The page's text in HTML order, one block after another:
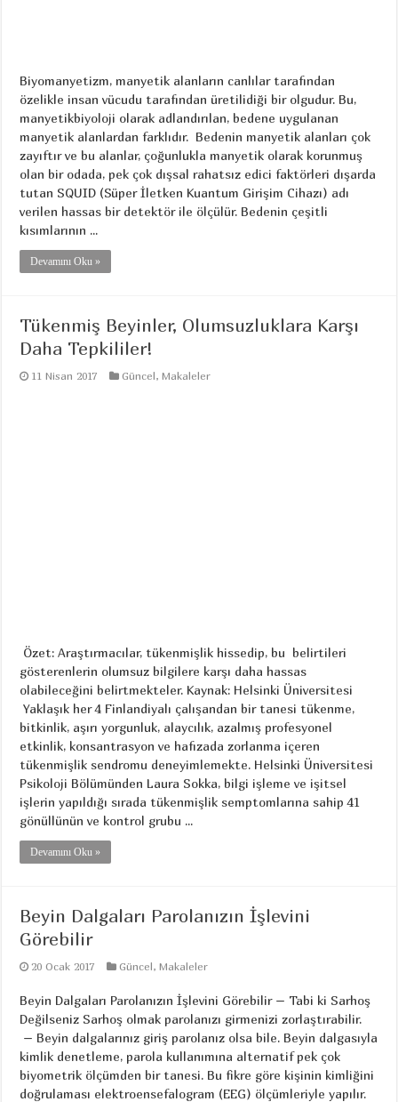
Biyomanyetizm, manyetik alanların canlılar tarafından
özelikle insan vücudu tarafından üretilidiği bir olgudur. Bu,
manyetikbiyoloji olarak adlandırılan, bedene uygulanan
manyetik alanlardan farklıdır. Bedenin manyetik alanları çok
zayıftır ve bu alanlar, çoğunlukla manyetik olarak korunmuş
olan bir odada, pek çok dışsal rahatsız edici faktörleri dışarda
tutan SQUID (Süper İletken Kuantum Girişim Cihazı) adı
verilen hassas bir detektör ile ölçülür. Bedenin çeşitli
kısımlarının ...
Devamını Oku »
Tükenmiş Beyinler, Olumsuzluklara Karşı
Daha Tepkililer!
11 Nisan 2017 Güncel,Makaleler
Özet: Araştırmacılar, tükenmişlik hissedip, bu belirtileri
gösterenlerin olumsuz bilgilere karşı daha hassas
olabileceğini belirtmekteler. Kaynak: Helsinki Üniversitesi
Yaklaşık her 4 Finlandiyalı çalışandan bir tanesi tükenme,
bitkinlik, aşırı yorgunluk, alaycılık, azalmış profesyonel
etkinlik, konsantrasyon ve hafızada zorlanma içeren
tükenmişlik sendromu deneyimlemekte. Helsinki Üniversitesi
Psikoloji Bölümünden Laura Sokka, bilgi işleme ve işitsel
işlerin yapıldığı sırada tükenmişlik semptomlarına sahip 41
gönüllünün ve kontrol grubu ...
Devamını Oku »
Beyin Dalgaları Parolanızın İşlevini
Görebilir
20 Ocak 2017 Güncel,Makaleler
Beyin Dalgaları Parolanızın İşlevini Görebilir – Tabi ki Sarhoş
Değilseniz Sarhoş olmak parolanızı girmenizi zorlaştırabilir.
– Beyin dalgalarınız giriş parolanız olsa bile. Beyin dalgasıyla
kimlik denetleme, parola kullanımına alternatif pek çok
biyometrik ölçümden bir tanesi. Bu fikre göre kişinin kimliğini
doğrulaması elektroensefalogram (EEG) ölçümleriyle yapılır.